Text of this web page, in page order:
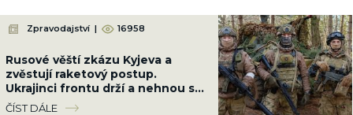
Zpravodajství | 16958
Rusové věští zkázu Kyjeva a
zvěstují raketový postup.
Ukrajinci frontu drží a nehnou se
ani o metr
ČÍST DÁLE